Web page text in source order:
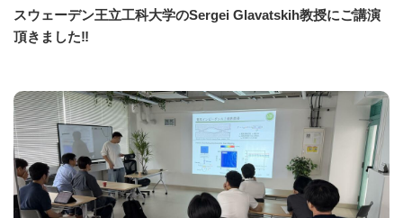
スウェーデン王立工科大学のSergei Glavatskih教授にご講演
頂きました‼